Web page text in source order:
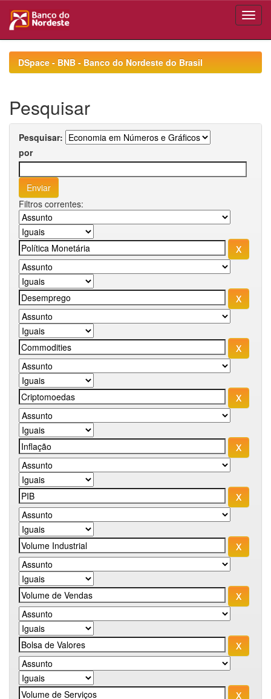
navigationDSpace - BNB - Banco do Nordeste do Brasil
Pesquisar
Pesquisar:
por
Filtros correntes: